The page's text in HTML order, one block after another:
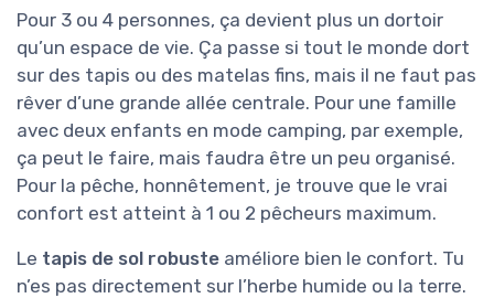
Pour 3 ou 4 personnes, ça devient plus un dortoir
qu’un espace de vie. Ça passe si tout le monde dort
sur des tapis ou des matelas fins, mais il ne faut pas
rêver d’une grande allée centrale. Pour une famille
avec deux enfants en mode camping, par exemple,
ça peut le faire, mais faudra être un peu organisé.
Pour la pêche, honnêtement, je trouve que le vrai
confort est atteint à 1 ou 2 pêcheurs maximum.
Le tapis de sol robuste améliore bien le confort. Tu
n’es pas directement sur l’herbe humide ou la terre.